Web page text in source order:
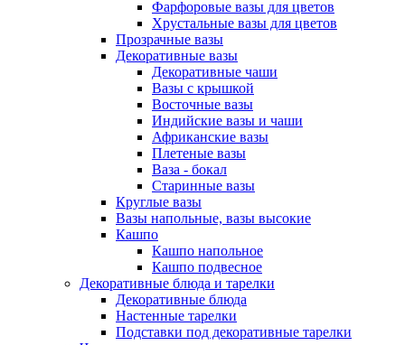
Фарфоровые вазы для цветов
Хрустальные вазы для цветов
Прозрачные вазы
Декоративные вазы
Декоративные чаши
Вазы с крышкой
Восточные вазы
Индийские вазы и чаши
Африканские вазы
Плетеные вазы
Ваза - бокал
Старинные вазы
Круглые вазы
Вазы напольные, вазы высокие
Кашпо
Кашпо напольное
Кашпо подвесное
Декоративные блюда и тарелки
Декоративные блюда
Настенные тарелки
Подставки под декоративные тарелки